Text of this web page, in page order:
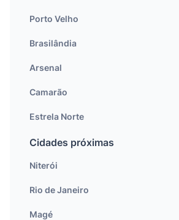
Porto Velho
Brasilândia
Arsenal
Camarão
Estrela Norte
Cidades próximas
Niterói
Rio de Janeiro
Magé